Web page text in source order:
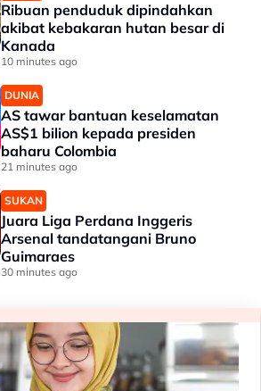
Ribuan penduduk dipindahkan
akibat kebakaran hutan besar di
Kanada
10 minutes ago
DUNIA
AS tawar bantuan keselamatan
AS$1 bilion kepada presiden
baharu Colombia
21 minutes ago
SUKAN
Juara Liga Perdana Inggeris
Arsenal tandatangani Bruno
Guimaraes
30 minutes ago